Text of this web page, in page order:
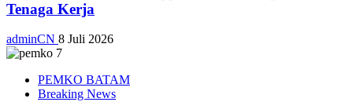
Tenaga Kerja
adminCN 8 Juli 2026
PEMKO BATAM
Breaking News